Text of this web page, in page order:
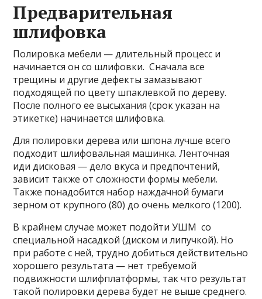
Предварительная
шлифовка
Полировка мебели — длительный процесс и
начинается он со шлифовки. Сначала все
трещины и другие дефекты замазывают
подходящей по цвету шпаклевкой по дереву.
После полного ее высыхания (срок указан на
этикетке) начинается шлифовка.
Для полировки дерева или шпона лучше всего
подходит шлифовальная машинка. Ленточная
иди дисковая — дело вкуса и предпочтений,
зависит также от сложности формы мебели.
Также понадобится набор наждачной бумаги
зерном от крупного (80) до очень мелкого (1200).
В крайнем случае может подойти УШМ со
специальной насадкой (диском и липучкой). Но
при работе с ней, трудно добиться действительно
хорошего результата — нет требуемой
подвижности шлифплатформы, так что результат
такой полировки дерева будет не выше среднего.